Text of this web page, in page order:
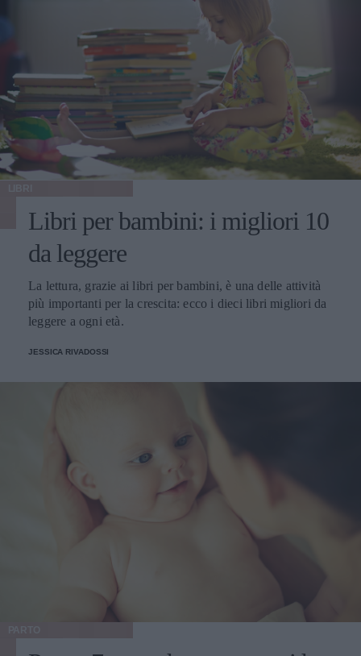
Libri per bambini: i migliori 10
da leggere
La lettura, grazie ai libri per bambini, è una delle attività
più importanti per la crescita: ecco i dieci libri migliori da
leggere a ogni età.
JESSICA RIVADOSSI